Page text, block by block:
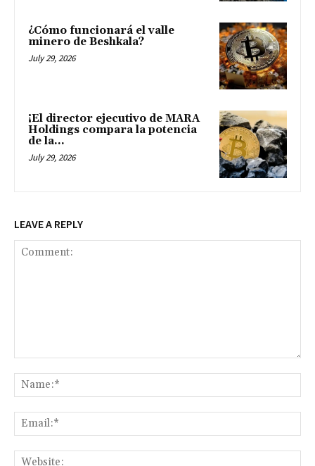
¿Cómo funcionará el valle
minero de Beshkala?
July 29, 2026
¡El director ejecutivo de MARA
Holdings compara la potencia
de la...
July 29, 2026
LEAVE A REPLY